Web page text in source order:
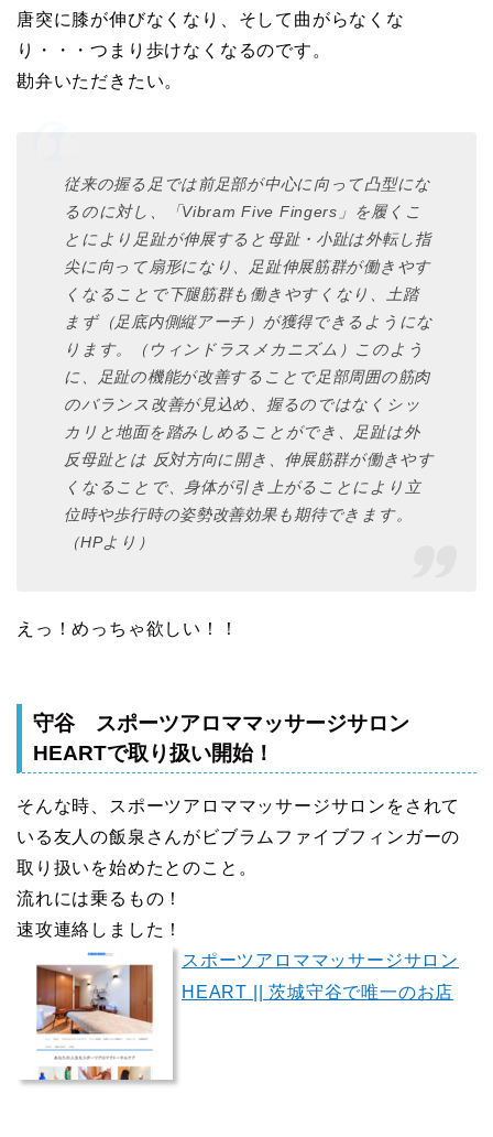
唐突に膝が伸びなくなり、そして曲がらなくな
り・・・つまり歩けなくなるのです。
勘弁いただきたい。
従来の握る足では前足部が中心に向って凸型にな
るのに対し、「Vibram Five Fingers」を履くこ
とにより足趾が伸展すると母趾・小趾は外転し指
尖に向って扇形になり、足趾伸展筋群が働きやす
くなることで下腿筋群も働きやすくなり、土踏
まず（足底内側縦アーチ）が獲得できるようにな
ります。（ウィンドラスメカニズム）このよう
に、足趾の機能が改善することで足部周囲の筋肉
のバランス改善が見込め、握るのではなくシッ
カリと地面を踏みしめることができ、足趾は外
反母趾とは 反対方向に開き、伸展筋群が働きやす
くなることで、身体が引き上がることにより立
位時や歩行時の姿勢改善効果も期待できます。
（HPより）
えっ！めっちゃ欲しい！！
守谷 スポーツアロママッサージサロン
HEARTで取り扱い開始！
そんな時、スポーツアロママッサージサロンをされて
いる友人の飯泉さんがビブラムファイブフィンガーの
取り扱いを始めたとのこと。
流れには乗るもの！
速攻連絡しました！
スポーツアロママッサージサロン
HEART || 茨城守谷で唯一のお店